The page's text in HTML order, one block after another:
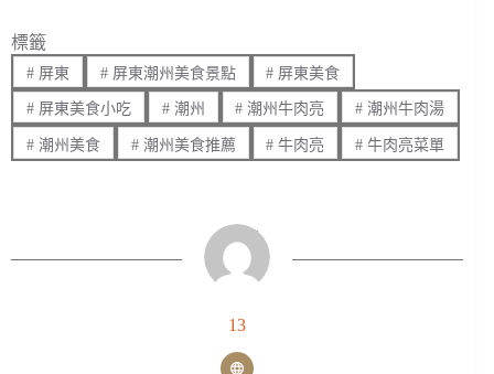
標籤
#屏東 #屏東潮州美食景點 # 屏東美食
#屏東美食小吃 #潮州 # 潮州牛肉亮 # 潮州牛肉湯
#潮州美食 #潮州美食推薦 # 牛肉亮 # 牛肉亮菜單
13